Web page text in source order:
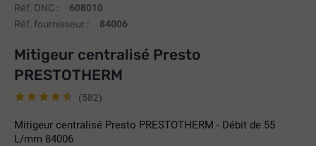
Réf. DNC : 608010
Réf. fournisseur : 84006
Mitigeur centralisé Presto
PRESTOTHERM
(582)
Mitigeur centralisé Presto PRESTOTHERM - Débit de 55
L/mm 84006